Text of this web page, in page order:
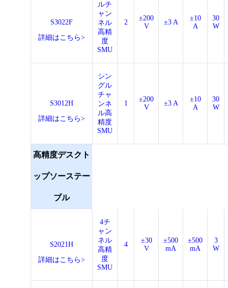
S3022F
詳細はこちら>
ルチ
ャン
ネル
高精
度
SMU
2
±200
V
±3 A
±10
A
30
W
S3012H
詳細はこちら>
シン
グル
チャ
ンネ
ル高
精度
SMU
1
±200
V
±3 A
±10
A
30
W
高精度デスクト
ップソーステー
ブル
S2021H
詳細はこちら>
4チ
ャン
ネル
高精
度
SMU
4
±30
V
±500
mA
±500
mA
3
W